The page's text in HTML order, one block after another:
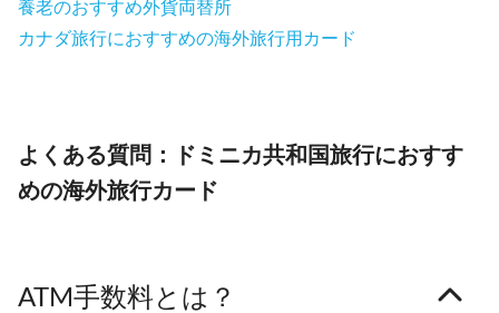
養老のおすすめ外貨両替所
カナダ旅行におすすめの海外旅行用カード
よくある質問：ドミニカ共和国旅行におすす
めの海外旅行カード
ATM手数料とは？